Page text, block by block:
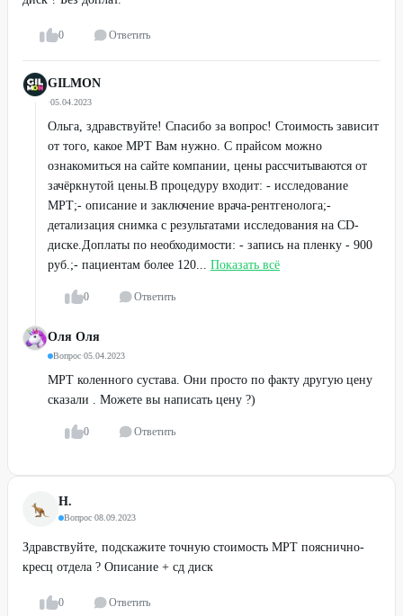
0 Ответить
GILMON
·05.04.2023
Ольга, здравствуйте! Спасибо за вопрос! Стоимость зависит
от того, какое МРТ Вам нужно. С прайсом можно
ознакомиться на сайте компании, цены рассчитываются от
зачёркнутой цены.В процедуру входит: - исследование
МРТ;- описание и заключение врача-рентгенолога;-
детализация снимка с результатами исследования на CD-
диске.Доплаты по необходимости: - запись на пленку - 900
руб.;- пациентам более 120... Показать всё
0 Ответить
Оля Оля
Вопрос·05.04.2023
МРТ коленного сустава. Они просто по факту другую цену
сказали . Можете вы написать цену ?)
0 Ответить
Н.
Вопрос·08.09.2023
Здравствуйте, подскажите точную стоимость МРТ пояснично-
кресц отдела ? Описание + сд диск
0 Ответить